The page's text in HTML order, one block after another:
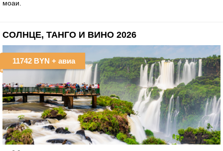
моаи.
СОЛНЦЕ, ТАНГО И ВИНО 2026
11742 BYN + авиа